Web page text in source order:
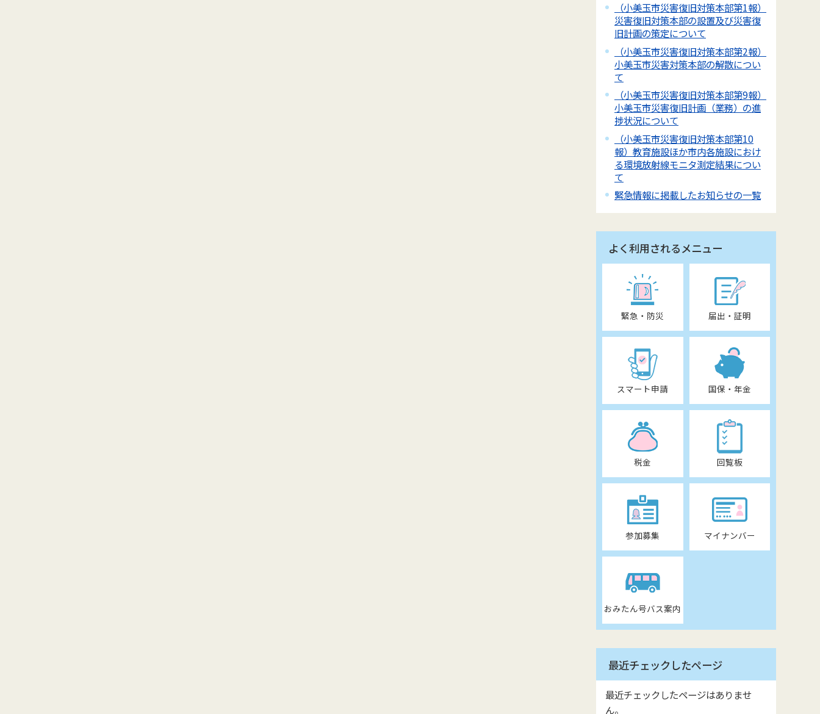
（小美玉市災害復旧対策本部第1報）
災害復旧対策本部の設置及び災害復
旧計画の策定について
（小美玉市災害復旧対策本部第2報）
小美玉市災害対策本部の解散につい
て
（小美玉市災害復旧対策本部第9報）
小美玉市災害復旧計画（業務）の進
捗状況について
（小美玉市災害復旧対策本部第10
報）教育施設ほか市内各施設におけ
る環境放射線モニタ測定結果につい
て
緊急情報に掲載したお知らせの一覧
よく利用されるメニュー
緊急・防災 届出・証明
スマート申請 国保・年金
税金 回覧板
参加募集 マイナンバー
おみたん号バス案内
最近チェックしたページ
最近チェックしたページはありませ
ん。